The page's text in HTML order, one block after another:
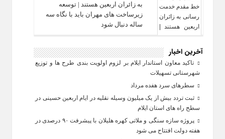
به زائران اربعین هستند | توسعه
زیرساخت ‌های مهران باید با نگاه سه‌
ساله دنبال شود
آخرین اخبار
تاکید معاون استاندار ایلام بر لزوم اولویت‌ بندی طرح‌ ها و توزیع
شهرستانی تسهیلات
سطرهای سرد هفده مرداد
ثبت تردد بیش از یک میلیون وسیله نقلیه در ایام اربعین حسینی در
سطح راه‌ های استان ایلام
پروژه سازه سنگی و ملاتی کهره هلیلان با پیشرفت ۹۰ درصدی در
هفته دولت افتتاح می شود